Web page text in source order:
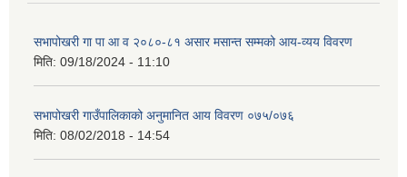
सभापोखरी गा पा आ व २०८०-८१ असार मसान्त सम्मको आय-व्यय विवरण
मिति: 09/18/2024 - 11:10
सभापोखरी गाउँपालिकाको अनुमानित आय विवरण ०७५/०७६
मिति: 08/02/2018 - 14:54